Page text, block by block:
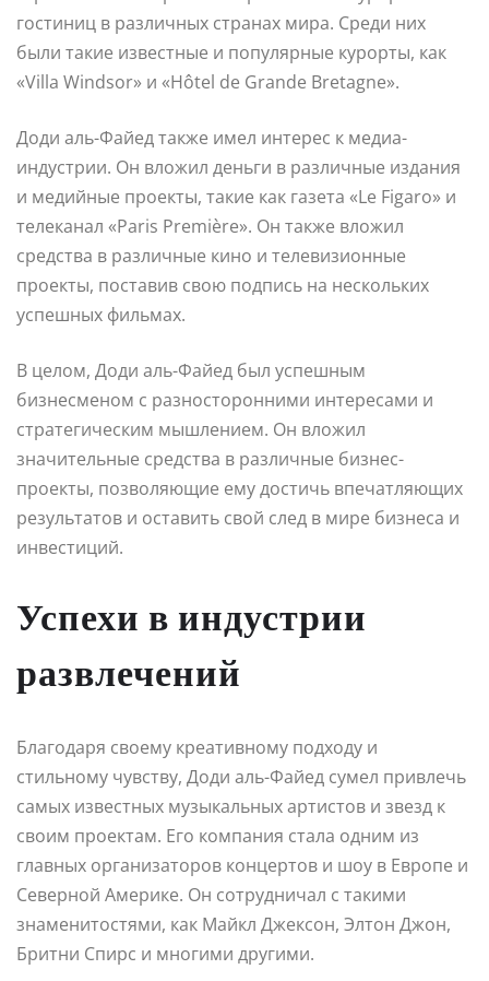
гостиниц в различных странах мира. Среди них
были такие известные и популярные курорты, как
«Villa Windsor» и «Hôtel de Grande Bretagne».
Доди аль-Файед также имел интерес к медиа-
индустрии. Он вложил деньги в различные издания
и медийные проекты, такие как газета «Le Figaro» и
телеканал «Paris Première». Он также вложил
средства в различные кино и телевизионные
проекты, поставив свою подпись на нескольких
успешных фильмах.
В целом, Доди аль-Файед был успешным
бизнесменом с разносторонними интересами и
стратегическим мышлением. Он вложил
значительные средства в различные бизнес-
проекты, позволяющие ему достичь впечатляющих
результатов и оставить свой след в мире бизнеса и
инвестиций.
Успехи в индустрии
развлечений
Благодаря своему креативному подходу и
стильному чувству, Доди аль-Файед сумел привлечь
самых известных музыкальных артистов и звезд к
своим проектам. Его компания стала одним из
главных организаторов концертов и шоу в Европе и
Северной Америке. Он сотрудничал с такими
знаменитостями, как Майкл Джексон, Элтон Джон,
Бритни Спирс и многими другими.